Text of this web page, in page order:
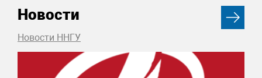
Новости
Новости ННГУ